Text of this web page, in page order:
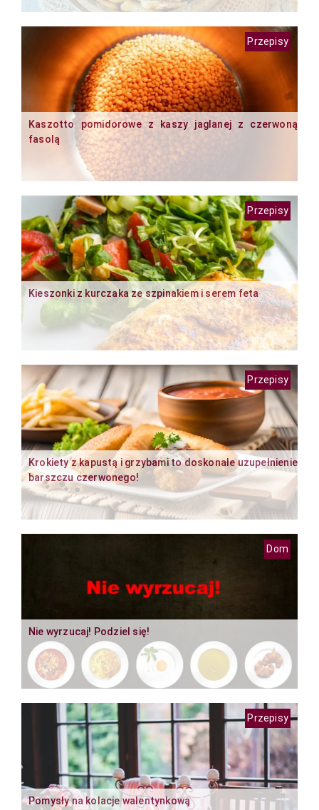
Kaszotto pomidorowe z kaszy jaglanej z czerwoną
fasolą
Przepisy
Kieszonki z kurczaka ze szpinakiem i serem feta
Przepisy
Krokiety z kapustą i grzybami to doskonałe uzupełnienie
barszczu czerwonego!
Przepisy
Nie wyrzucaj! Podziel się!
Dom
Pomysły na kolacje walentynkową
Przepisy